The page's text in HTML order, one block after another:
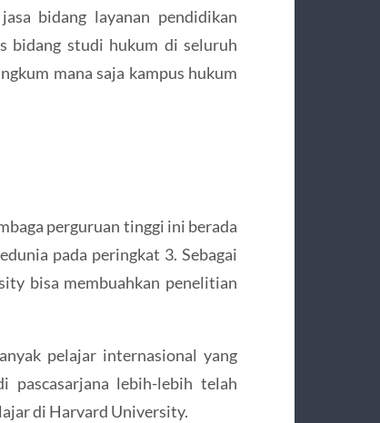
bidang layanan pendidikan
bidang studi hukum di seluruh
mana saja kampus hukum
perguruan tinggi ini berada
pada peringkat 3. Sebagai
bisa membuahkan penelitian
pelajar internasional yang
lebih-lebih telah
di Harvard University.